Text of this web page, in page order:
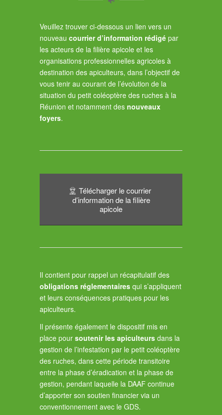
Veuillez trouver ci-dessous un lien vers un
nouveau courrier d’information rédigé par
les acteurs de la filière apicole et les
organisations professionnelles agricoles à
destination des apiculteurs, dans l’objectif de
vous tenir au courant de l’évolution de la
situation du petit coléoptère des ruches à la
Réunion et notamment des nouveaux
foyers.
Télécharger le courrier
d’information de la filière
apicole
Il contient pour rappel un récapitulatif des
obligations réglementaires qui s’appliquent
et leurs conséquences pratiques pour les
apiculteurs.
Il présente également le dispositif mis en
place pour soutenir les apiculteurs dans la
gestion de l’infestation par le petit coléoptère
des ruches, dans cette période transitoire
entre la phase d’éradication et la phase de
gestion, pendant laquelle la DAAF continue
d’apporter son soutien financier via un
conventionnement avec le GDS.